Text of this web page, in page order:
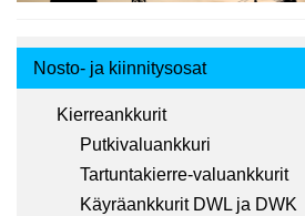
Tuotemenu
Nosto- ja kiinnitysosat
Kierreankkurit
Putkivaluankkuri
Tartuntakierre-valuankkurit
Käyräankkurit DWL ja DWK